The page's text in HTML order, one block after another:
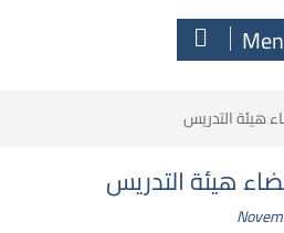
هيئة التدريس
هيئة التدريس